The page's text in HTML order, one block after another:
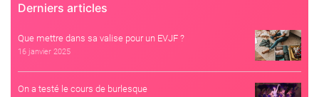
Derniers articles
Que mettre dans sa valise pour un EVJF ?
16 janvier 2025
On a testé le cours de burlesque